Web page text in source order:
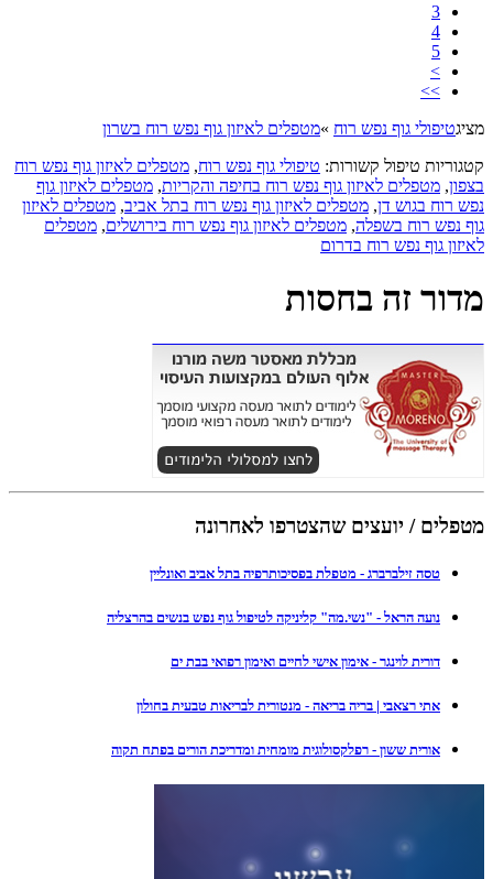
3
4
5
>
>>
מציגטיפולי גוף נפש רוח »מטפלים לאיזון גוף נפש רוח בשרון
קטגוריות טיפול קשורות: טיפולי גוף נפש רוח, מטפלים לאיזון גוף נפש רוח
בצפון, מטפלים לאיזון גוף נפש רוח בחיפה והקריות, מטפלים לאיזון גוף
נפש רוח בגוש דן, מטפלים לאיזון גוף נפש רוח בתל אביב, מטפלים לאיזון
גוף נפש רוח בשפלה, מטפלים לאיזון גוף נפש רוח בירושלים, מטפלים
לאיזון גוף נפש רוח בדרום
מדור זה בחסות
מטפלים / יועצים שהצטרפו לאחרונה
טסה זילברברג - מטפלת בפסיכותרפיה בתל אביב ואונליין
נועה הראל - "נשי.מה" קליניקה לטיפול גוף נפש בנשים בהרצליה
דורית לוינגר - אימון אישי לחיים ואימון רפואי בבת ים
אתי רצאבי | בריה בריאה - מנטורית לבריאות טבעית בחולון
אורית ששון - רפלקסולוגית מומחית ומדריכת הורים בפתח תקוה